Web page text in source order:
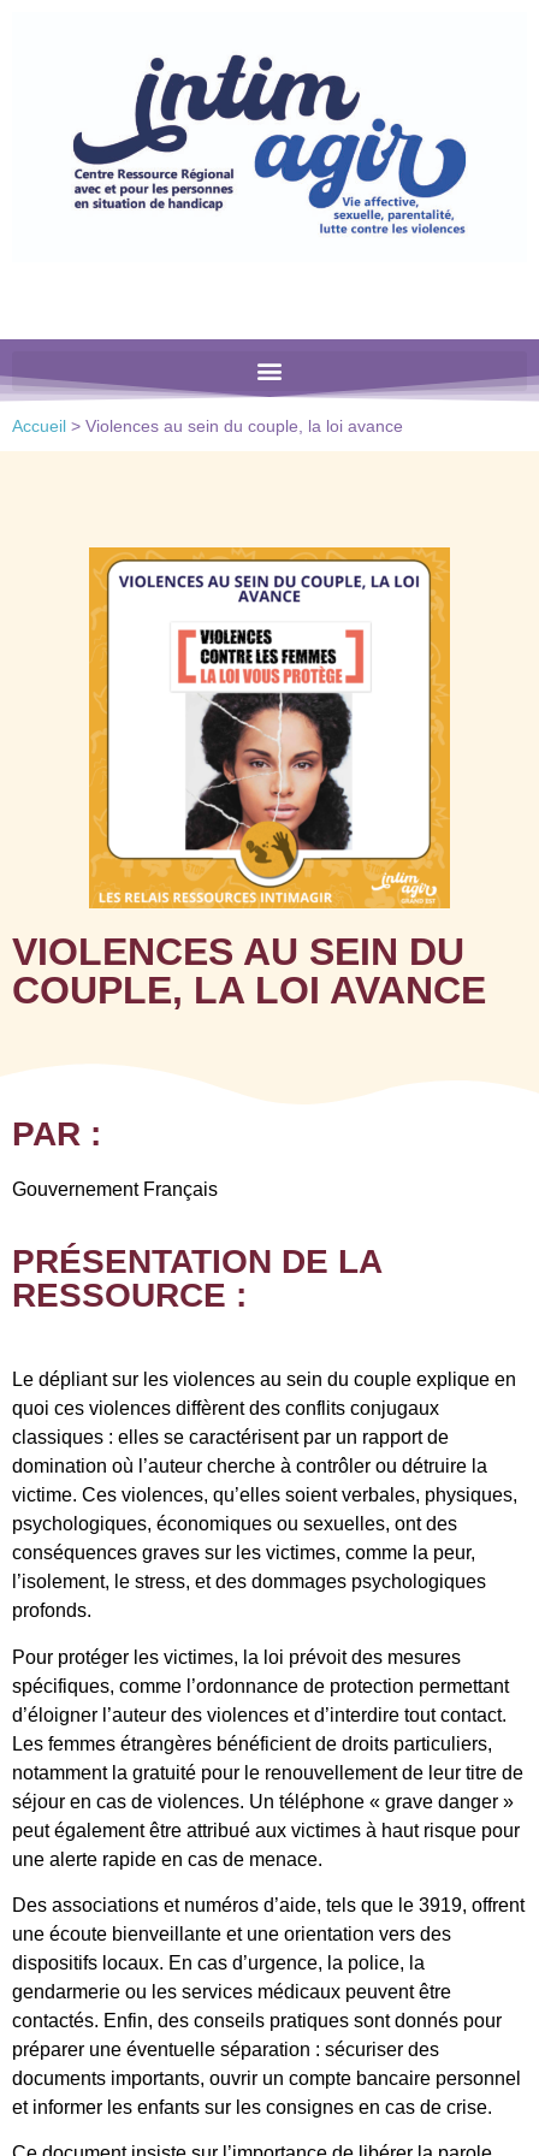
comprend
Accueil > Violences au sein du couple, la loi avance
VIOLENCES AU SEIN DU
COUPLE, LA LOI AVANCE
PAR :
Gouvernement Français
PRÉSENTATION DE LA
RESSOURCE :
Le dépliant sur les violences au sein du couple explique en
quoi ces violences diffèrent des conflits conjugaux
classiques : elles se caractérisent par un rapport de
domination où l’auteur cherche à contrôler ou détruire la
victime. Ces violences, qu’elles soient verbales, physiques,
psychologiques, économiques ou sexuelles, ont des
conséquences graves sur les victimes, comme la peur,
l’isolement, le stress, et des dommages psychologiques
profonds.
Pour protéger les victimes, la loi prévoit des mesures
spécifiques, comme l’ordonnance de protection permettant
d’éloigner l’auteur des violences et d’interdire tout contact.
Les femmes étrangères bénéficient de droits particuliers,
notamment la gratuité pour le renouvellement de leur titre de
séjour en cas de violences. Un téléphone « grave danger »
peut également être attribué aux victimes à haut risque pour
une alerte rapide en cas de menace.
Des associations et numéros d’aide, tels que le 3919, offrent
une écoute bienveillante et une orientation vers des
dispositifs locaux. En cas d’urgence, la police, la
gendarmerie ou les services médicaux peuvent être
contactés. Enfin, des conseils pratiques sont donnés pour
préparer une éventuelle séparation : sécuriser des
documents importants, ouvrir un compte bancaire personnel
et informer les enfants sur les consignes en cas de crise.